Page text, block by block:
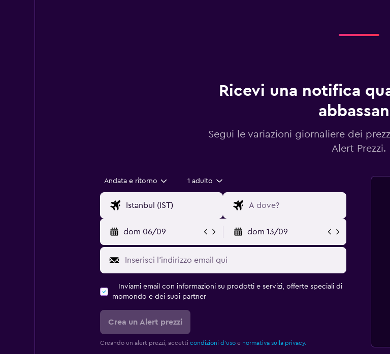
Ricevi una notifica
Segui le variazioni giornaliere dei
Alert Prezzi.
Andata e ritorno 1 adulto
dom 06/09 dom 13/09
Inviami email con informazioni su prodotti e servizi, offerte speciali di
momondo e dei suoi partner
Crea un Alert prezzi
Creando un alert prezzi, accetti condizioni d'usoe normativa sulla privacy.